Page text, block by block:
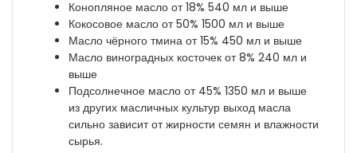
Конопляное масло от 18% 540 мл и выше
Кокосовое масло от 50% 1500 мл и выше
Масло чёрного тмина от 15% 450 мл и выше
Масло виноградных косточек от 8% 240 мл и
выше
Подсолнечное масло от 45% 1350 мл и выше
из других масличных культур выход масла
сильно зависит от жирности семян и влажности
сырья.